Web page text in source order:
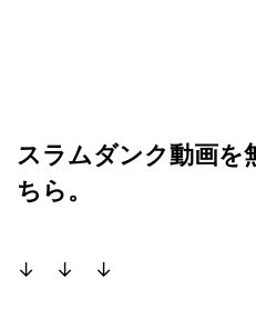
スラムダンク動画を
ちら。
↓ ↓ ↓